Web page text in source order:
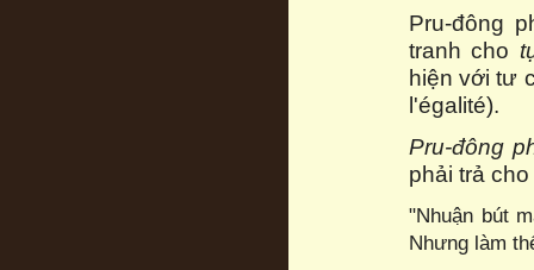
Pru-đông
tranh cho
hiện với tư
l'égalité).
Pru-đông
phải trả cho
"Nhuận bút
Nhưng làm